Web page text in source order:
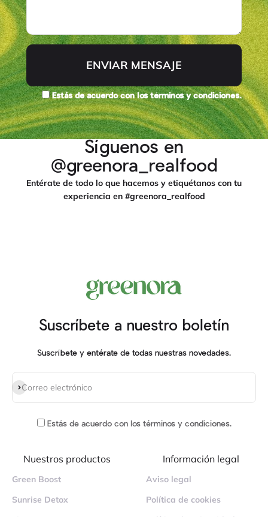
ENVIAR MENSAJE
Estás de acuerdocon los términos y condiciones.
Síguenos en
@greenora_realfood
Entérate de todo lo que hacemos y etiquétanos con tu
experiencia en #greenora_realfood
Suscríbete a nuestro boletín
Suscríbete y entérate de todas nuestras novedades.
Correo electrónico
Suscribirse
Estás de acuerdo con los términos y condiciones.
Nuestros productos
Green Boost
Sunrise Detox
Información legal
Aviso legal
Política de cookies